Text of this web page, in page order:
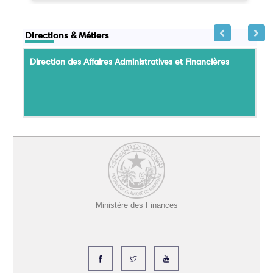
Directions & Métiers
Direction des Affaires Administratives et Financières
Ministère des Finances